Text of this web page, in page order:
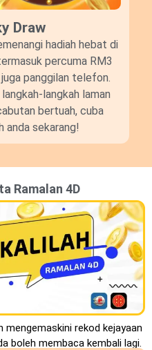
Draw​
hadiah hebat di
percuma RM3
panggilan telefon.
langkah laman
bertuah, cuba
anda sekarang!
Ramalan 4D
mengemaskini rekod kejayaan
boleh membaca kembali lagi.